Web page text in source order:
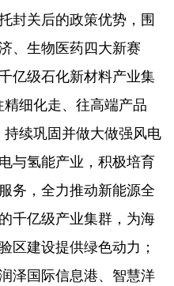
封关后的政策优势，围
、生物医药四大新赛
亿级石化新材料产业集
细化走、往高端产品
续巩固并做大做强风电
与氢能产业，积极培育
务，全力推动新能源全
千亿级产业集群，为海
区建设提供绿色动力；
泽国际信息港、智慧洋